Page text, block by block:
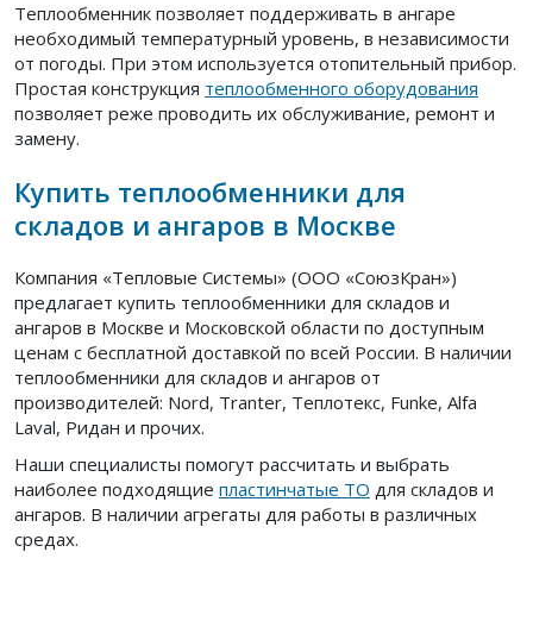
Теплообменник позволяет поддерживать в ангаре
необходимый температурный уровень, в независимости
от погоды. При этом используется отопительный прибор.
Простая конструкция теплообменного оборудования
позволяет реже проводить их обслуживание, ремонт и
замену.
Купить теплообменники для
складов и ангаров в Москве
Компания «Тепловые Системы» (ООО «СоюзКран»)
предлагает купить теплообменники для складов и
ангаров в Москве и Московской области по доступным
ценам с бесплатной доставкой по всей России. В наличии
теплообменники для складов и ангаров от
производителей: Nord, Tranter, Теплотекс, Funke, Alfa
Laval, Ридан и прочих.
Наши специалисты помогут рассчитать и выбрать
наиболее подходящие пластинчатые ТО для складов и
ангаров. В наличии агрегаты для работы в различных
средах.